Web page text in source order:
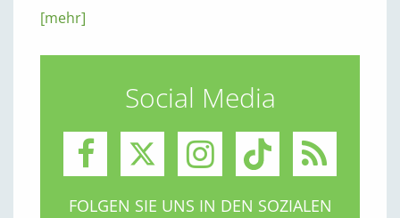
[mehr]
Social Media
FOLGEN SIE UNS IN DEN SOZIALEN